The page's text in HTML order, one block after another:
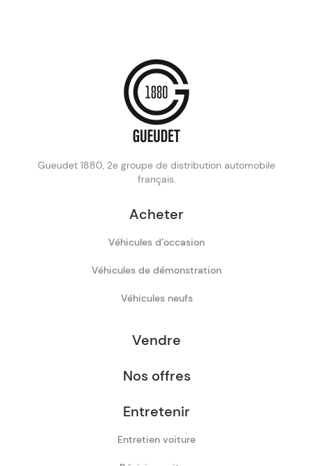
Gueudet 1880, 2e groupe de distribution automobile
français.
Acheter
Véhicules d’occasion
Véhicules de démonstration
Véhicules neufs
Vendre
Nos offres
Entretenir
Entretien voiture